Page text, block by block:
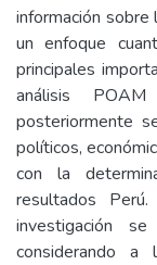
información sobre
un enfoque
principales
análisis
posteriormente
políticos,
con la
resultados
investigación
considerando a